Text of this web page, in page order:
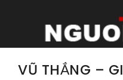
TRANG NHÀ
VŨ THẮNG –